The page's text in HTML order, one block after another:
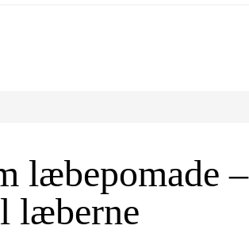
læbepomade –
læberne